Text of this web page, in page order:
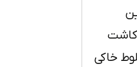
کاشت
خاکی